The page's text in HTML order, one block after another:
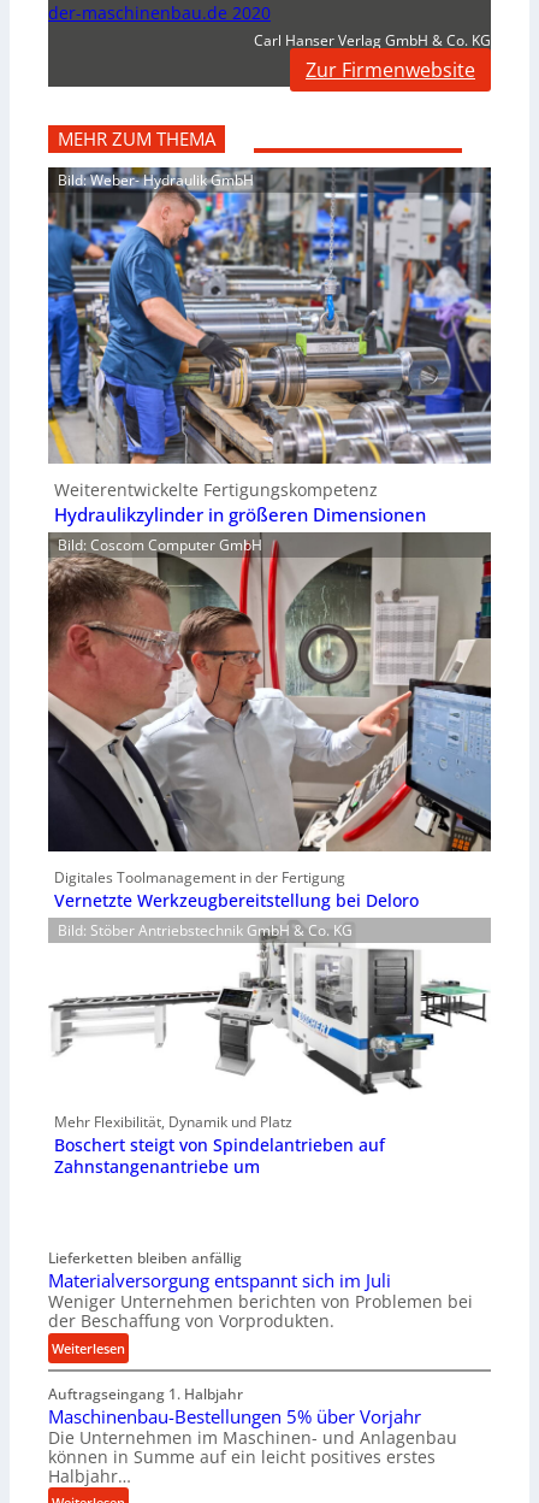
der-maschinenbau.de 2020
Carl Hanser Verlag GmbH & Co. KG
Zur Firmenwebsite
MEHR ZUM THEMA
Bild: Weber- Hydraulik GmbH
Weiterentwickelte Fertigungskompetenz
Hydraulikzylinder in größeren Dimensionen
Bild: Coscom Computer GmbH
Digitales Toolmanagement in der Fertigung
Vernetzte Werkzeugbereitstellung bei Deloro
Bild: Stöber Antriebstechnik GmbH & Co. KG
Mehr Flexibilität, Dynamik und Platz
Boschert steigt von Spindelantrieben auf
Zahnstangenantriebe um
Lieferketten bleiben anfällig
Materialversorgung entspannt sich im Juli
Weniger Unternehmen berichten von Problemen bei
der Beschaffung von Vorprodukten.
Weiterlesen:
M
a
t
e
r
i
Auftragseingang 1. Halbjahr
Maschinenbau-Bestellungen 5% über Vorjahr
Die Unternehmen im Maschinen- und Anlagenbau
können in Summe auf ein leicht positives erstes
Halbjahr…